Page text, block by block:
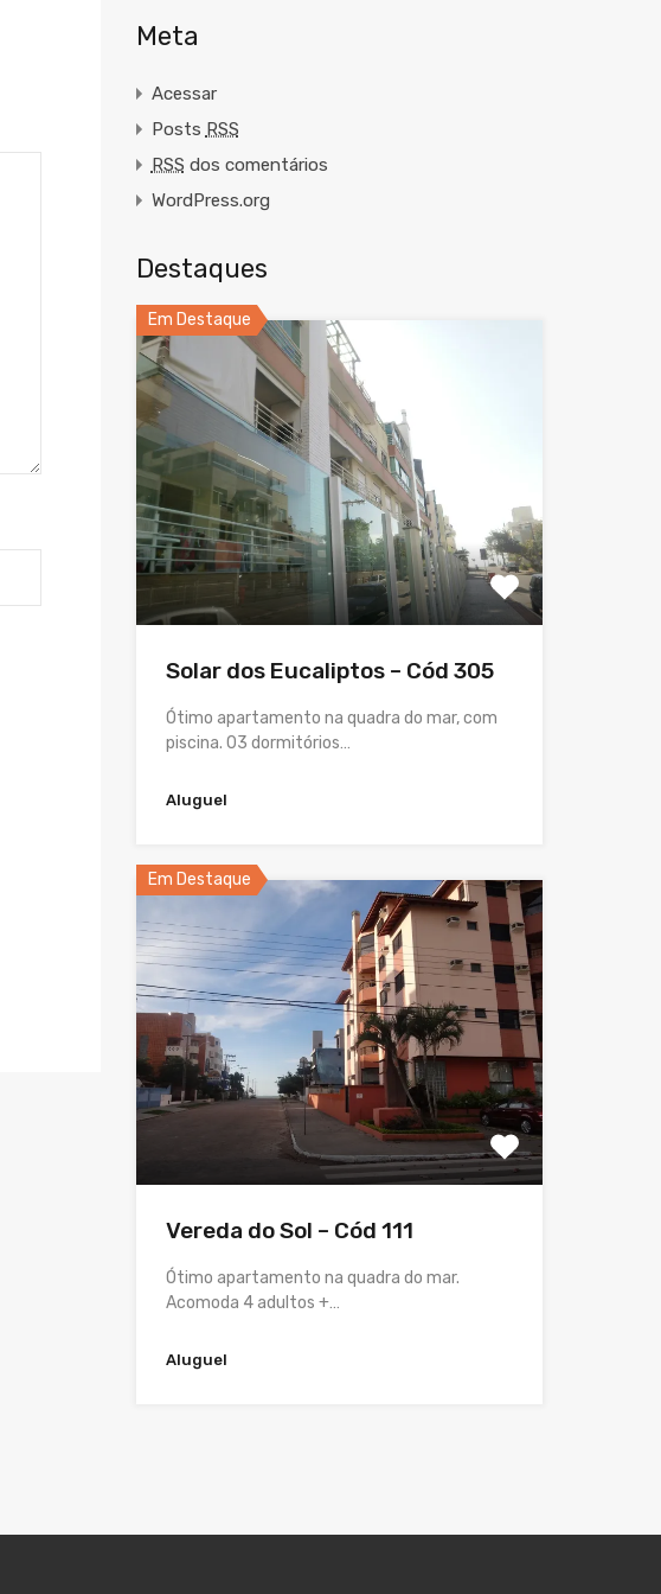
Meta
Acessar
Posts RSS
RSS dos comentários
WordPress.org
Destaques
Em Destaque
Solar dos Eucaliptos – Cód 305
Ótimo apartamento na quadra do mar, com
piscina. 03 dormitórios…
Aluguel
Em Destaque
Vereda do Sol – Cód 111
Ótimo apartamento na quadra do mar.
Acomoda 4 adultos +…
Aluguel